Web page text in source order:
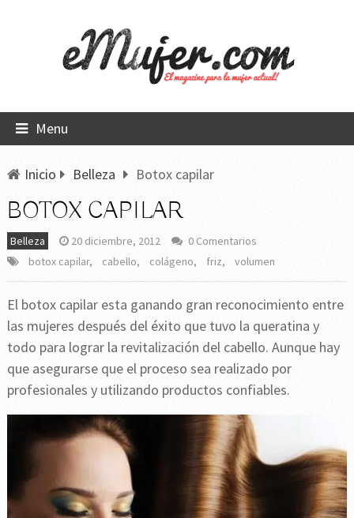
Menu
Inicio Belleza Botox capilar
BOTOX CAPILAR
Belleza 20 diciembre, 2012
0 Comentarios
botox capilar, cabello, colágeno, friz, volumen
El botox capilar esta ganando gran reconocimiento entre
las mujeres después del éxito que tuvo la queratina y
todo para lograr la revitalización del cabello. Aunque hay
que asegurarse que el proceso sea realizado por
profesionales y utilizando productos confiables.